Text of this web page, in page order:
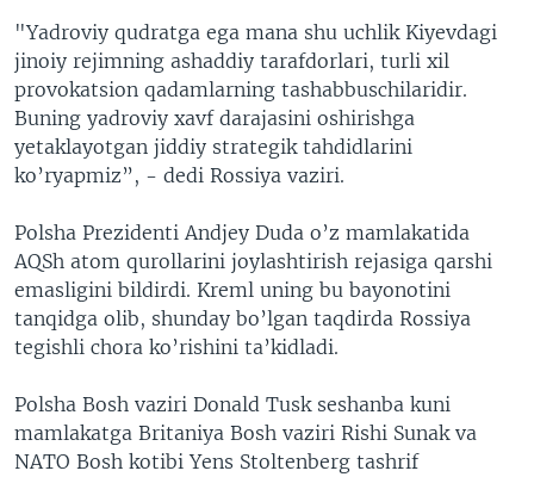
"Yadroviy qudratga ega mana shu uchlik Kiyevdagi
jinoiy rejimning ashaddiy tarafdorlari, turli xil
provokatsion qadamlarning tashabbuschilaridir.
Buning yadroviy xavf darajasini oshirishga
yetaklayotgan jiddiy strategik tahdidlarini
ko’ryapmiz”, - dedi Rossiya vaziri.
Polsha Prezidenti Andjey Duda o’z mamlakatida
AQSh atom qurollarini joylashtirish rejasiga qarshi
emasligini bildirdi. Kreml uning bu bayonotini
tanqidga olib, shunday bo’lgan taqdirda Rossiya
tegishli chora ko’rishini ta’kidladi.
Polsha Bosh vaziri Donald Tusk seshanba kuni
mamlakatga Britaniya Bosh vaziri Rishi Sunak va
NATO Bosh kotibi Yens Stoltenberg tashrif